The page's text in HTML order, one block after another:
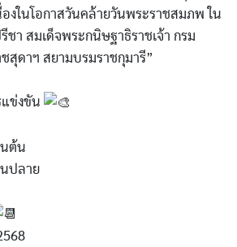
งในโอกาสวันคล้ายวันพระราชสมภพ ใน
ชา สมเด็จพระกนิษฐาธิราชเจ้า กรม
สุดาฯ สยามบรมราชกุมารี”
ข่งขัน
ต้น
ปลาย